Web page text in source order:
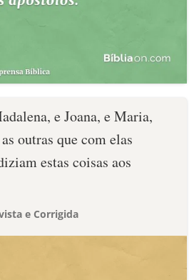
e Joana, e Maria,
outras que com elas
estas coisas aos
e Corrigida